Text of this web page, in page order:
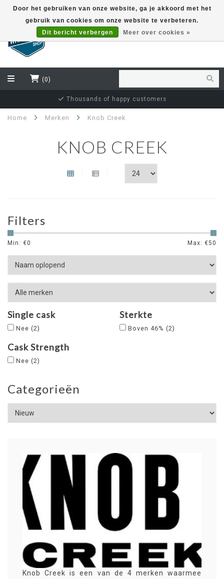
(0)
Thousands of happy customers
Home Merken Knob Creek
KNOB CREEK
Filters
Min: €0 Max: €50
Single cask
Nee (2)
Sterkte
Boven 46% (2)
Cask Strength
Nee (2)
Categorieën
Knob Creek is een van de 4 merken waarmee
Door het gebruiken van onze website, ga je akkoord met het
gebruik van cookies om onze website te verbeteren.
Dit bericht verbergen
Meer over cookies »